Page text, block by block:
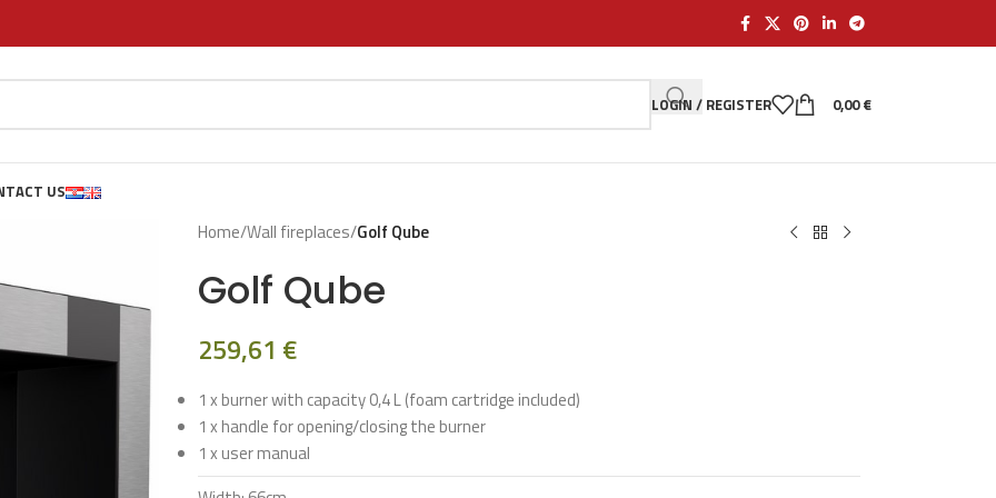
LOGIN / REGISTER 0,00€
US
Home/Wall fireplaces/Golf Qube
Golf Qube
259,61 €
1 x burner with capacity 0,4 L (foam cartridge included)
1 x handle for opening/closing the burner
1 x user manual